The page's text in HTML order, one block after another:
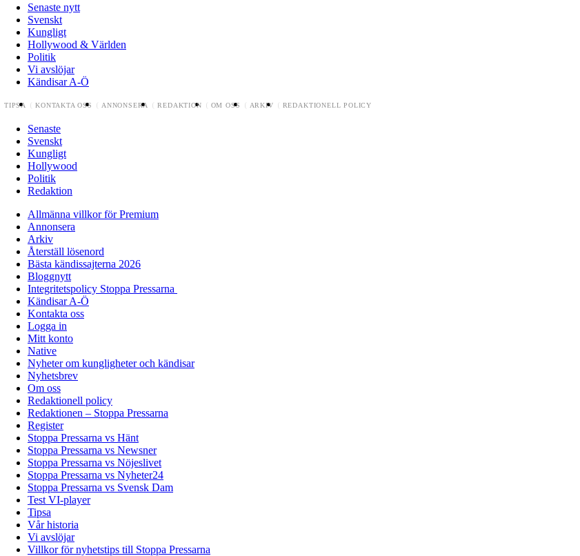
Senaste nytt
Svenskt
Kungligt
Hollywood & Världen
Politik
Vi avslöjar
Kändisar A-Ö
TIPSA KONTAKTA OSS ANNONSERA REDAKTION OM OSS ARKIV REDAKTIONELL POLICY
Senaste
Svenskt
Kungligt
Hollywood
Politik
Redaktion
Allmänna villkor för Premium
Annonsera
Arkiv
Återställ lösenord
Bästa kändissajterna 2026
Bloggnytt
Integritetspolicy Stoppa Pressarna
Kändisar A-Ö
Kontakta oss
Logga in
Mitt konto
Native
Nyheter om kungligheter och kändisar
Nyhetsbrev
Om oss
Redaktionell policy
Redaktionen – Stoppa Pressarna
Register
Stoppa Pressarna vs Hänt
Stoppa Pressarna vs Newsner
Stoppa Pressarna vs Nöjeslivet
Stoppa Pressarna vs Nyheter24
Stoppa Pressarna vs Svensk Dam
Test VI-player
Tipsa
Vår historia
Vi avslöjar
Villkor för nyhetstips till Stoppa Pressarna